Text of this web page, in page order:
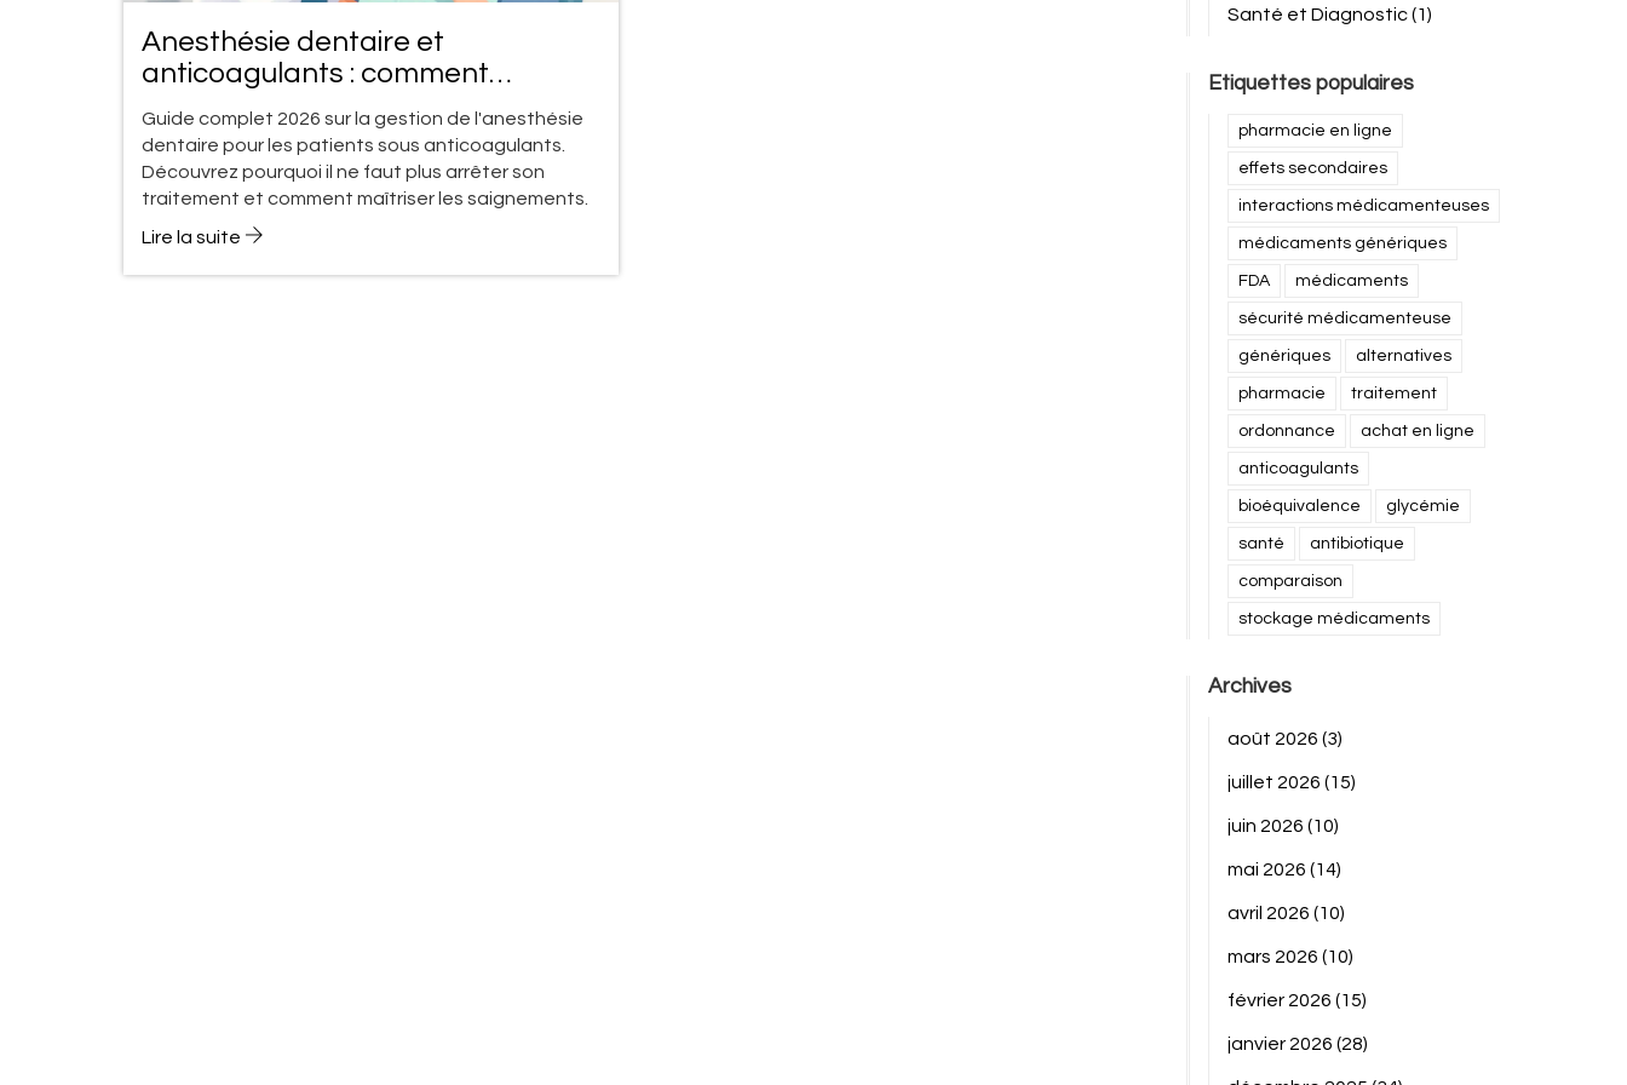
Anesthésie dentaire et
anticoagulants : comment
minimiser les effets secondaires
en 2026
Guide complet 2026 sur la gestion de l'anesthésie
dentaire pour les patients sous anticoagulants.
Découvrez pourquoi il ne faut plus arrêter son
traitement et comment maîtriser les saignements.
Lire la suite
Santé et Diagnostic(1)
Etiquettes populaires
pharmacie en ligne
effets secondaires
interactions médicamenteuses
médicaments génériques
FDA médicaments
sécurité médicamenteuse
génériques alternatives
pharmacie traitement
ordonnance achat en ligne
anticoagulants
bioéquivalence glycémie
santé antibiotique
comparaison
stockage médicaments
Archives
août 2026 (3)
juillet 2026 (15)
juin 2026 (10)
mai 2026 (14)
avril 2026 (10)
mars 2026 (10)
février 2026 (15)
janvier 2026 (28)